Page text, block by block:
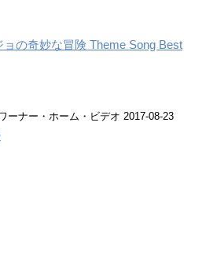
の奇妙な冒険 Theme Song Best
ーナー・ホーム・ビデオ 2017-08-23